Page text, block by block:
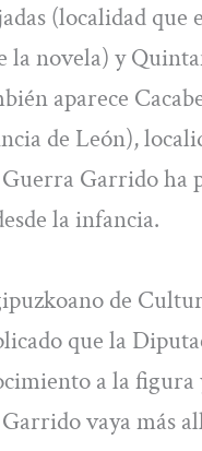
(localidad que
la novela) y
aparece
de León),
Garrido ha
la infancia.
de
que la
a la figura
vaya más